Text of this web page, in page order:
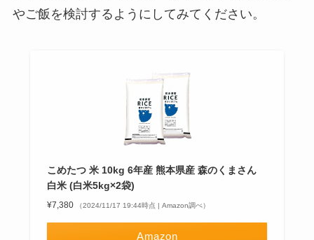
やご飯を検討するようにしてみてください。
こめたつ 米 10kg 6年産 熊本県産 森のくまさん
白米 (白米5kg×2袋)
¥7,380 （2024/11/17 19:44時点 | Amazon調べ）
Amazon